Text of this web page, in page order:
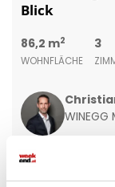
Blick
86,2 m2
WOHNFLÄCHE
3